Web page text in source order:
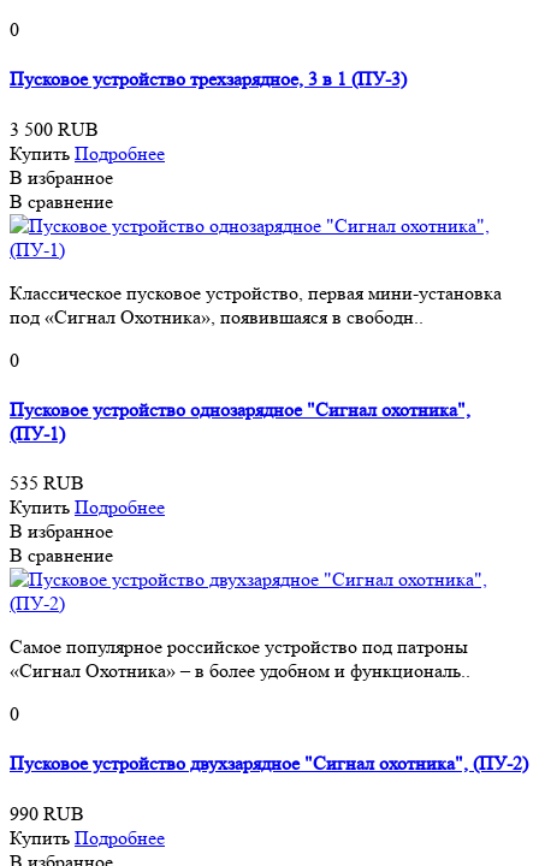
0
Пусковое устройство трехзарядное, 3 в 1 (ПУ-3)
3 500 RUB
Купить Подробнее
В избранное
В сравнение
Классическое пусковое устройство, первая мини-установка
под «Сигнал Охотника», появившаяся в свободн..
0
Пусковое устройство однозарядное "Сигнал охотника",
(ПУ-1)
535 RUB
Купить Подробнее
В избранное
В сравнение
Самое популярное российское устройство под патроны
«Сигнал Охотника» – в более удобном и функциональ..
0
Пусковое устройство двухзарядное "Сигнал охотника", (ПУ-2)
990 RUB
Купить Подробнее
В избранное